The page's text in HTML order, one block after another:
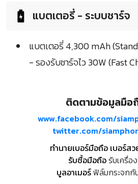
แบตเตอรี่ - ระบบชาร์จ
แบตเตอรี่ 4,300 mAh
- รองรับชาร์จไว 30W (Fast
ติดตามข้อมูลมือ
www.facebook.com/
twitter.com/
ทำนายเบอร์มือถือ เบอร์ส
รับซื้อมือถือรับเครื่อ
บูลอาเมอร์ฟิล์มกระจกกั